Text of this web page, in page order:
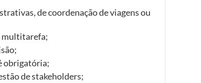
de coordenação de viagens ou
multitarefa;
obrigatória;
de stakeholders;